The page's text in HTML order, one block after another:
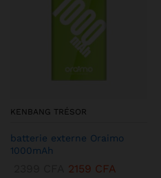
KENBANG TRÉSOR
batterie externe Oraimo
1000mAh
2159 CFA